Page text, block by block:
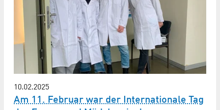
10.02.2025
Am 11. Februar war der Internationale Tag